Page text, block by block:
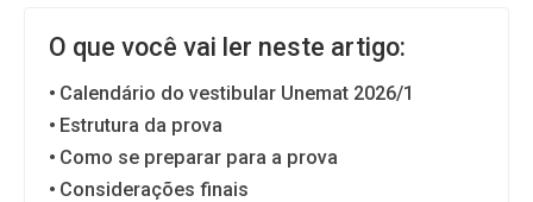
O que você vai ler neste artigo:
Calendário do vestibular Unemat 2026/1
Estrutura da prova
Como se preparar para a prova
Considerações finais